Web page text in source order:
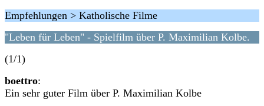
Empfehlungen > Katholische Filme
"Leben für Leben" - Spielfilm über P. Maximilian Kolbe.
(1/1)
boettro:
Ein sehr guter Film über P. Maximilian Kolbe